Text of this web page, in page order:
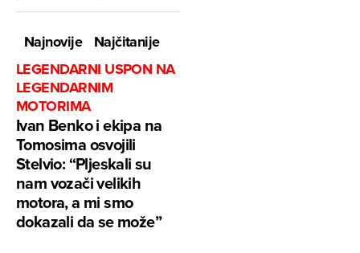
Najnovije
Najčitanije
LEGENDARNI USPON NA
LEGENDARNIM
MOTORIMA
Ivan Benko i ekipa na
Tomosima osvojili
Stelvio: “Pljeskali su
nam vozači velikih
motora, a mi smo
dokazali da se može”